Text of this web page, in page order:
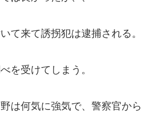
て来て誘拐犯は逮捕される。
を受けてしまう。
は何気に強気で、警察官から